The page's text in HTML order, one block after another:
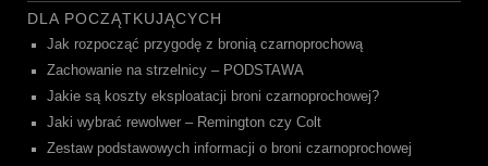
DLA POCZĄTKUJĄCYCH
Jak rozpocząć przygodę z bronią czarnoprochową
Zachowanie na strzelnicy – PODSTAWA
Jakie są koszty eksploatacji broni czarnoprochowej?
Jaki wybrać rewolwer – Remington czy Colt
Zestaw podstawowych informacji o broni czarnoprochowej